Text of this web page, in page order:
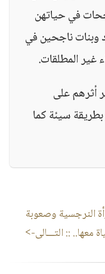
في حياتهن
وبنات ناجحين في
غير المطلقات.
أثرهم على
سيئة كما
النرجسية وصعوبة
معها.. :: التـــالى->